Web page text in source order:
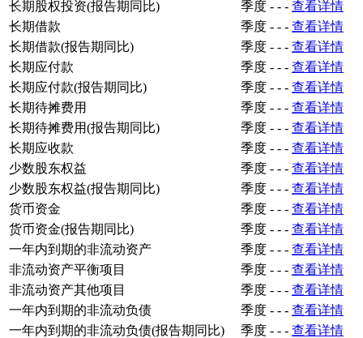
长期股权投资(报告期同比) 季度 - - - 查看详情
长期借款
季度 - - - 查看详情
长期借款(报告期同比)
季度 - - - 查看详情
长期应付款
季度 - - - 查看详情
长期应付款(报告期同比)
季度 - - - 查看详情
长期待摊费用
季度 - - - 查看详情
长期待摊费用(报告期同比)
季度 - - - 查看详情
长期应收款
季度 - - - 查看详情
少数股东权益
季度 - - - 查看详情
少数股东权益(报告期同比)
季度 - - - 查看详情
货币资金
季度 - - - 查看详情
货币资金(报告期同比)
季度 - - - 查看详情
一年内到期的非流动资产
季度 - - - 查看详情
非流动资产平衡项目
季度 - - - 查看详情
非流动资产其他项目
季度 - - - 查看详情
一年内到期的非流动负债
季度 - - - 查看详情
一年内到期的非流动负债(报告期同比)
季度 - - - 查看详情